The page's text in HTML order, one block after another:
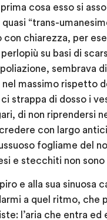
cosa esso si
quasi “trans-
con chiarezza, per
su basi di
massimo rispetto
strappa di dosso i
di non riprendersi
con largo
fogliame del
e stecchiti non sono
e alla sua
a quel ritmo, che
l’aria che entra